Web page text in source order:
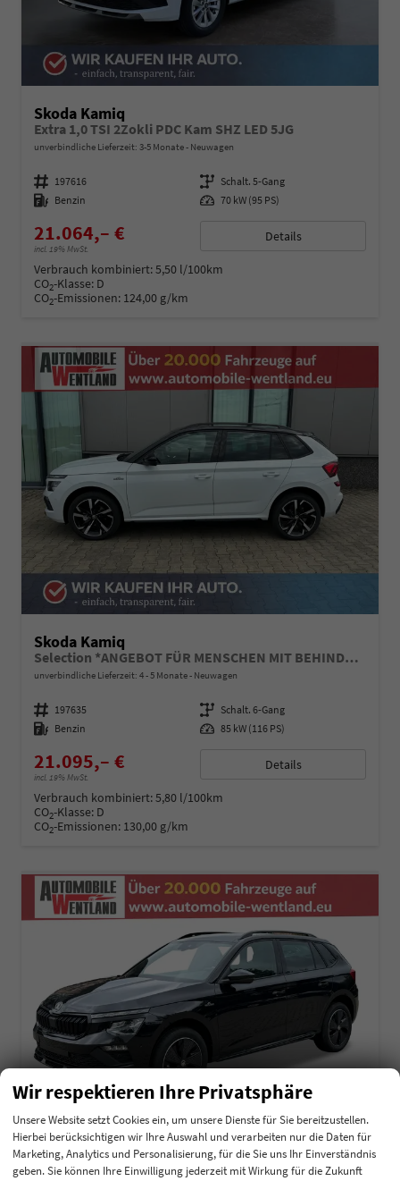
Skoda Kamiq
Extra 1,0 TSI 2Zokli PDC Kam SHZ LED 5JG
unverbindliche Lieferzeit: 3-5 Monate Neuwagen
Fahrzeugnummer 197616 Getriebe Schalt. 5-Gang
Kraftstoff Benzin Leistung 70 kW (95 PS)
21.064,– €
incl. 19% MwSt.
Details
Verbrauch kombiniert:5,50 l/100km
CO2-Klasse: D
CO2-Emissionen: 124,00 g/km
Skoda Kamiq
Selection *ANGEBOT FÜR MENSCHEN MIT BEHINDERUNG AB 50%! 1.0 TSI 115PS, Klimaanlage, Sitzheizung, Parksensoren hinten, LED-Scheinwerfer, Tempomat, Infotainment 8", Virtual Cockpit Nebelscheinwerfer, Dachreling
unverbindliche Lieferzeit: 4 - 5 Monate Neuwagen
Fahrzeugnummer 197635 Getriebe Schalt. 6-Gang
Kraftstoff Benzin Leistung 85 kW (116 PS)
21.095,– €
incl. 19% MwSt.
Details
Verbrauch kombiniert:5,80 l/100km
CO2-Klasse: D
CO2-Emissionen: 130,00 g/km
Skoda Kamiq
Wir respektieren Ihre Privatsphäre
Unsere Website setzt Cookies ein, um unsere Dienste für Sie bereitzustellen.
Hierbei berücksichtigen wir Ihre Auswahl und verarbeiten nur die Daten für
Marketing, Analytics und Personalisierung, für die Sie uns Ihr Einverständnis
geben. Sie können Ihre Einwilligung jederzeit mit Wirkung für die Zukunft